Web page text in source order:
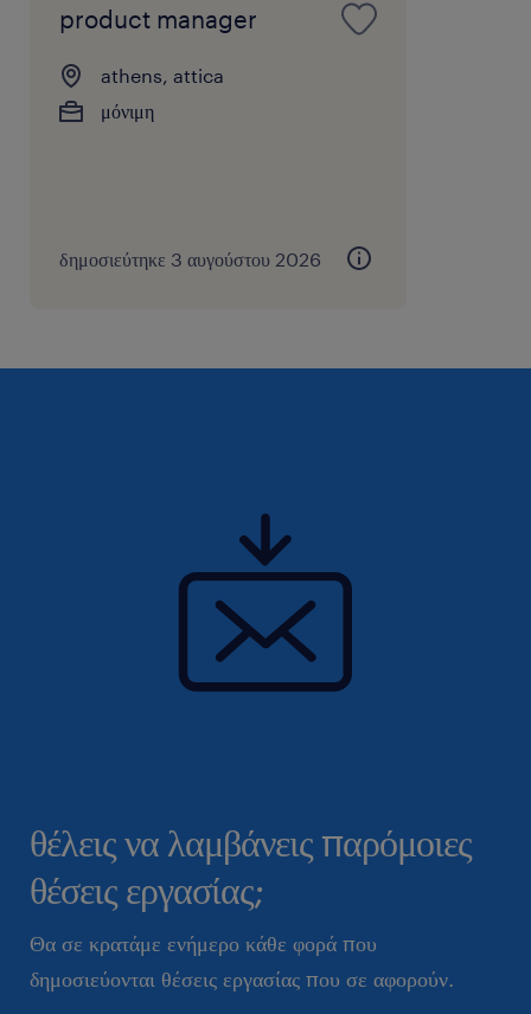
product manager
athens, attica
μόνιμη
δημοσιεύτηκε 3 αυγούστου 2026
θέλεις να λαμβάνεις παρόμοιες
θέσεις εργασίας;
Θα σε κρατάμε ενήμερο κάθε φορά που
δημοσιεύονται θέσεις εργασίας που σε αφορούν.